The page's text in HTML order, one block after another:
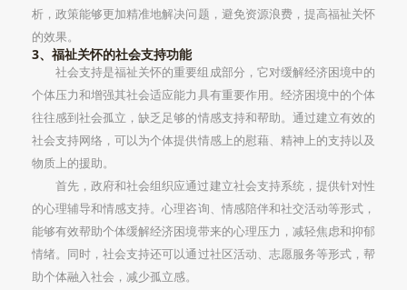
析，政策能够更加精准地解决问题，避免资源浪费，提高福祉关怀
的效果。
3、福祉关怀的社会支持功能
社会支持是福祉关怀的重要组成部分，它对缓解经济困境中的
个体压力和增强其社会适应能力具有重要作用。经济困境中的个体
往往感到社会孤立，缺乏足够的情感支持和帮助。通过建立有效的
社会支持网络，可以为个体提供情感上的慰藉、精神上的支持以及
物质上的援助。
首先，政府和社会组织应通过建立社会支持系统，提供针对性
的心理辅导和情感支持。心理咨询、情感陪伴和社交活动等形式，
能够有效帮助个体缓解经济困境带来的心理压力，减轻焦虑和抑郁
情绪。同时，社会支持还可以通过社区活动、志愿服务等形式，帮
助个体融入社会，减少孤立感。